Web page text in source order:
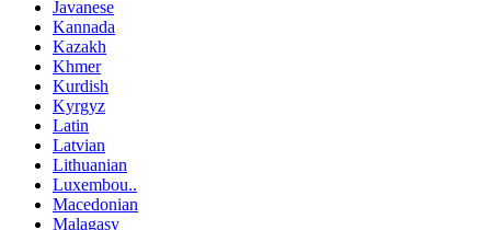
Javanese
Kannada
Kazakh
Khmer
Kurdish
Kyrgyz
Latin
Latvian
Lithuanian
Luxembou..
Macedonian
Malagasy